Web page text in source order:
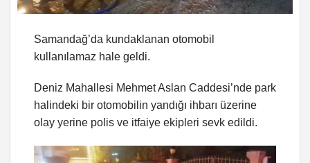
Samandağ’da kundaklanan otomobil
kullanılamaz hale geldi.
Deniz Mahallesi Mehmet Aslan Caddesi’nde park
halindeki bir otomobilin yandığı ihbarı üzerine
olay yerine polis ve itfaiye ekipleri sevk edildi.